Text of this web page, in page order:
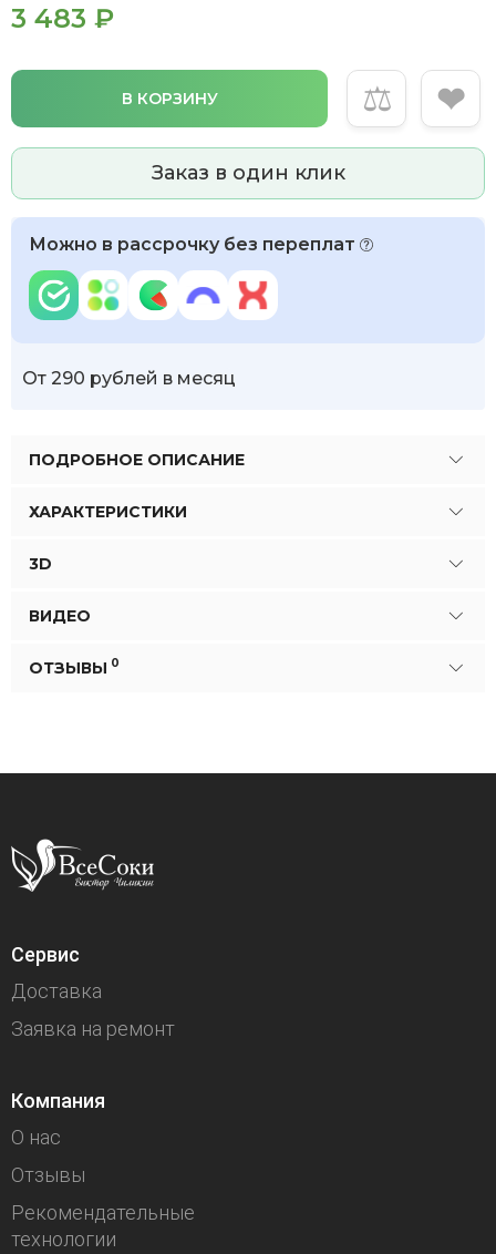
3 483 ₽
В КОРЗИНУ ⚖ ❤
Заказ в один клик
Можно в рассрочку без переплат
От 290 рублей в месяц
ПОДРОБНОЕ ОПИСАНИЕ
ХАРАКТЕРИСТИКИ
3D
ВИДЕО
ОТЗЫВЫ 0
Сервис
Доставка
Заявка на ремонт
Компания
О нас
Отзывы
Рекомендательные
технологии